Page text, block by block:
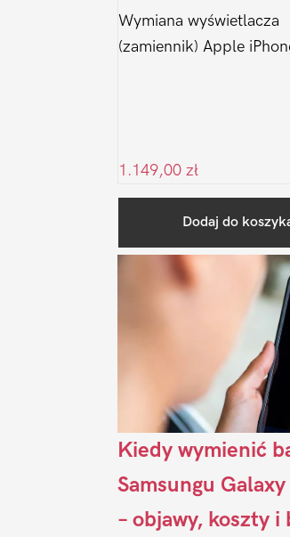
Wymiana wyświetlacza
(zamiennik) Apple
1.149,00 zł
Dodaj do
Kiedy wymienić
Samsungu
– objawy, koszty i